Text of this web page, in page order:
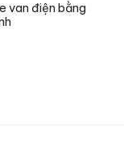
van điện bằng